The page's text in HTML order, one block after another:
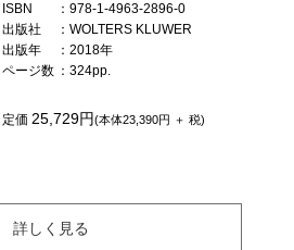
ISBN
：978-1-4963-2896-0
出版社
：WOLTERS KLUWER
出版年
：2018年
ページ数 ：324pp.
定価25,729円(本体23,390円 ＋ 税)
詳しく見る